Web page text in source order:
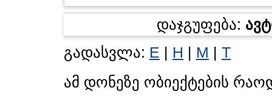
დაჯგუფება:
გადასვლა: E | H | M | T
ამ დონეზე ობიექტების